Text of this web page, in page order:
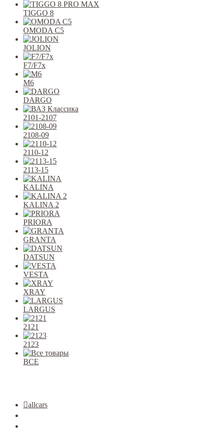
TIGGO 8
OMODA C5
JOLION
F7/F7x
M6
DARGO
2101-2107
2108-09
2110-12
2113-15
KALINA
KALINA 2
PRIORA
GRANTA
DATSUN
VESTA
XRAY
LARGUS
2121
2123
ВСЕ
allcars